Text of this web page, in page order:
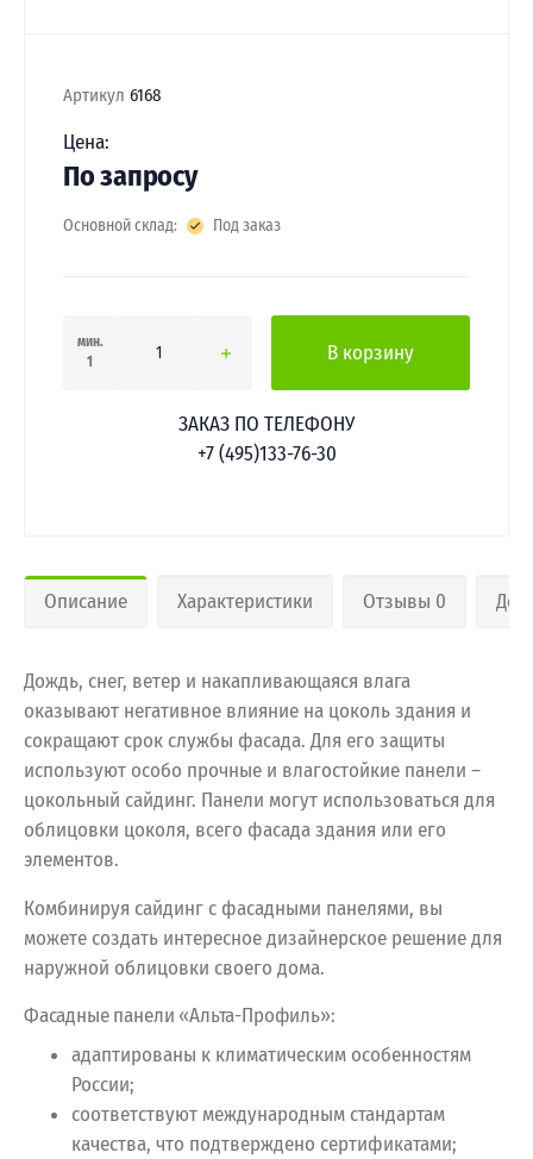
Артикул 6168
Цена:
По запросу
Основной склад: Под заказ
мин.
1
В корзину
ЗАКАЗ ПО ТЕЛЕФОНУ
+7 (495)133-76-30
Описание Характеристики Отзывы 0
Дождь, снег, ветер и накапливающаяся влага
оказывают негативное влияние на цоколь здания и
сокращают срок службы фасада. Для его защиты
используют особо прочные и влагостойкие панели –
цокольный сайдинг. Панели могут использоваться для
облицовки цоколя, всего фасада здания или его
элементов.
Комбинируя сайдинг с фасадными панелями, вы
можете создать интересное дизайнерское решение для
наружной облицовки своего дома.
Фасадные панели «Альта-Профиль»:
адаптированы к климатическим особенностям
России;
соответствуют международным стандартам
качества, что подтверждено сертификатами;